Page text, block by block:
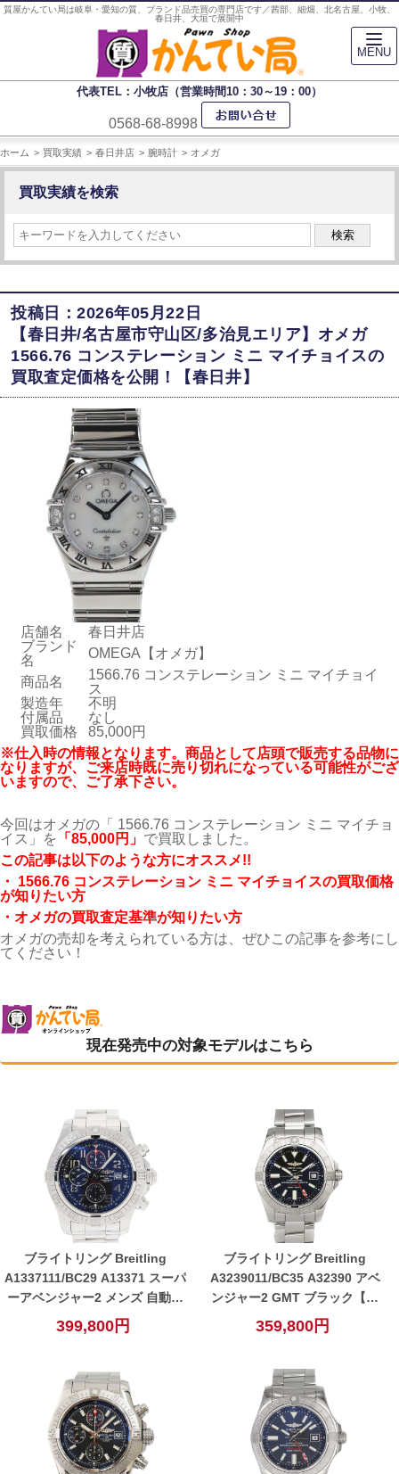
質屋かんてい局は岐阜・愛知の質、ブランド品売買の専門店です／茜部、細畑、北名古屋、小牧、
春日井、大垣で展開中
代表TEL：小牧店（営業時間10：30～19：00）
0568-68-8998
ホーム 買取実績 春日井店 腕時計 オメガ
買取実績を検索
検索
投稿日：2026年05月22日
【春日井/名古屋市守山区/多治見エリア】オメガ
1566.76 コンステレーション ミニ マイチョイスの
買取査定価格を公開！【春日井】
店舗名
春日井店
ブランド
名
OMEGA【オメガ】
商品名
1566.76 コンステレーション ミニ マイチョイ
ス
製造年
不明
付属品
なし
買取価格
85,000円
※仕入時の情報となります。商品として店頭で販売する品物に
なりますが、ご来店時既に売り切れになっている可能性がござ
いますので、ご了承下さい。
今回はオメガの「 1566.76 コンステレーション ミニ マイチョ
イス」を
「85,000円 」 で買取しました。
こ の記事は以下のような方にオススメ!!
・ 1566.76 コンステレーション ミニ マイチョイスの買取価格
が知りたい方
・オメガの買取査定基準が知りたい方
オメガの売却を考えられている方は、ぜひこの記事を参考にし
てください！
現在発売中の対象モデルはこちら
ブライトリング Breitling
A1337111/BC29 A13371 スーパ
ーアベンジャー2 メンズ 自動巻
き 腕時計 ブラック 【中古】
399,800円
ブライトリング Breitling
A3239011/BC35 A32390 アベ
ンジャー2 GMT ブラック【中
359,800円
MENU